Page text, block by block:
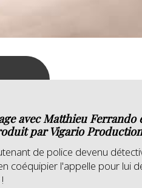
avec Matthieu
par Vigario
de police devenu
coéquipier l'appelle pour lui